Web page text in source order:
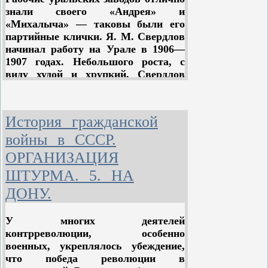
Сибири и послало приветствие
Центральному Комитету партии.
Ответ Центрального Комитета за
подписью Е. Д. Стасовой был
получен 13 апреля:
«Приветствуем ваше
бюро утверждаем...»
знали своего «Андрея» и
«Михалыча» — таковы были его
партийные клички. Я. М. Свердлов
начинал работу на Урале в 1906—
1907 годах. Небольшого роста, с
виду худой и хрупкий, Свердлов
поспевал всюду. Якова
Михайловича редко можно было
застать дома. Он постоянно
разъезжал по заводам, выступая на
митингах и тайных собраниях
рабочих. Смелый, решительный, не
знающий сомнений и колебаний в
деле выполнения решений партии,
уральских большевиков.
Вернувшись после ссылки в марте
1917 года на Урал, он уехал в
Петроград на Всероссийскую
История гражданской
войны в СССР.
ОРГАНИЗАЦИЯ
ШТУРМА. 5. НА
ДОНУ.
У многих деятелей
контрреволюции, особенно
военных, укреплялось убеждение,
что победа революции в